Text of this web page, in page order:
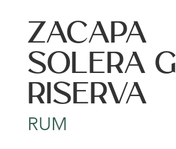
ZACAPA
SOLERA
RISERVA
RUM